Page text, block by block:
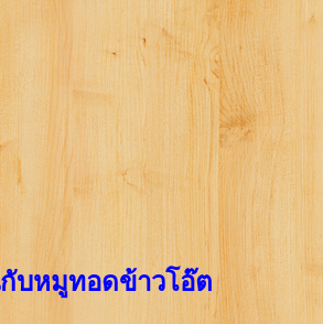
บหมูทอดข้าวโอ๊ต